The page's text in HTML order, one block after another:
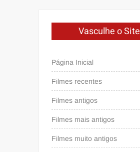
Vasculhe o Site
Página Inicial
Filmes recentes
Filmes antigos
Filmes mais antigos
Filmes muito antigos